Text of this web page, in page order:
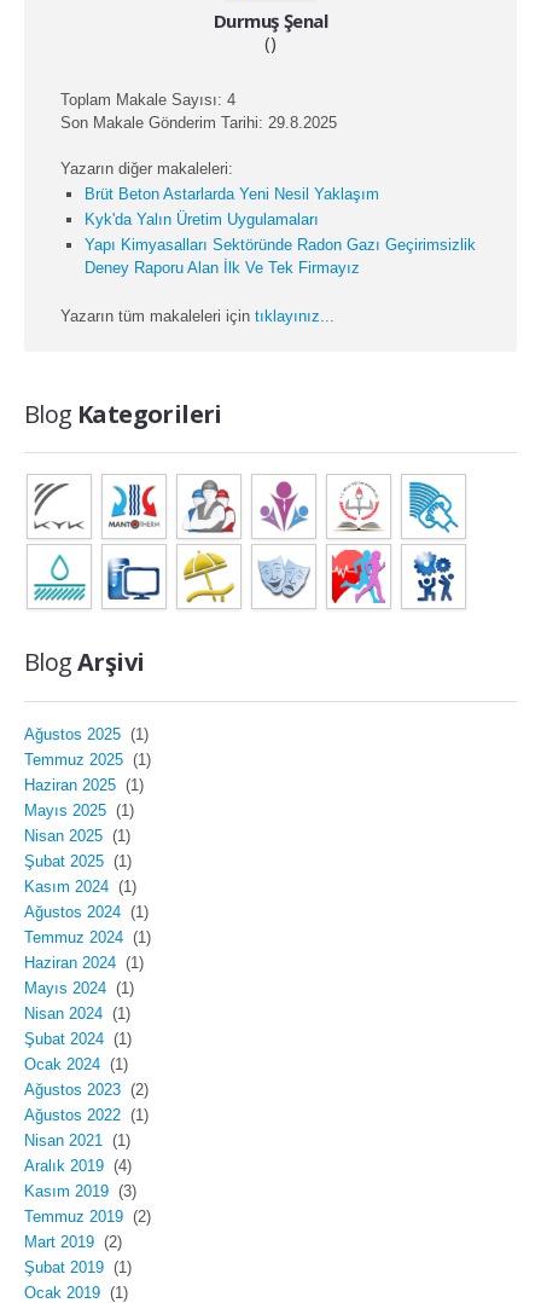
Durmuş Şenal
()
Toplam Makale Sayısı: 4
Son Makale Gönderim Tarihi: 29.8.2025
Yazarın diğer makaleleri:
Brüt Beton Astarlarda Yeni Nesil Yaklaşım
Kyk'da Yalın Üretim Uygulamaları
Yapı Kimyasalları Sektöründe Radon Gazı Geçirimsizlik
Deney Raporu Alan İlk Ve Tek Firmayız
Yazarın tüm makaleleri için tıklayınız...
Blog Kategorileri
BlogArşivi
Ağustos 2025 (1)
Temmuz 2025 (1)
Haziran 2025 (1)
Mayıs 2025 (1)
Nisan 2025 (1)
Şubat 2025 (1)
Kasım 2024 (1)
Ağustos 2024 (1)
Temmuz 2024 (1)
Haziran 2024 (1)
Mayıs 2024 (1)
Nisan 2024 (1)
Şubat 2024 (1)
Ocak 2024 (1)
Ağustos 2023 (2)
Ağustos 2022 (1)
Nisan 2021
(1)
Aralık 2019 (4)
Kasım 2019 (3)
Temmuz 2019 (2)
Mart 2019 (2)
Şubat 2019 (1)
Ocak 2019 (1)